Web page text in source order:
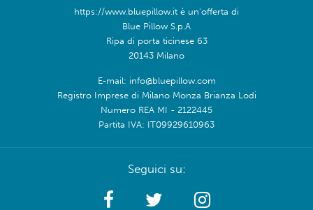
https://www.bluepillow.it è un'offerta di
Blue Pillow S.p.A
Ripa di porta ticinese 63
20143 Milano
E-mail: info@bluepillow.com
Registro Imprese di Milano Monza Brianza Lodi
Numero REA MI - 2122445
Partita IVA: IT09929610963
Seguici su: